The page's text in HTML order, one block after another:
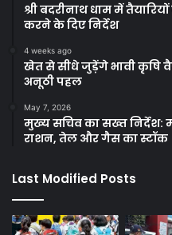
श्री बदरीनाथ धाम में
करने के दिए निर्देश
4 weeks ago
खेत से सीधे जुड़ेंगे भावी कृषि
अनूठी पहल
May 7, 2026
मुख्य सचिव का सख्त निर्देश:
राशन, तेल और गैस का स्टॉक
Last Modified Posts